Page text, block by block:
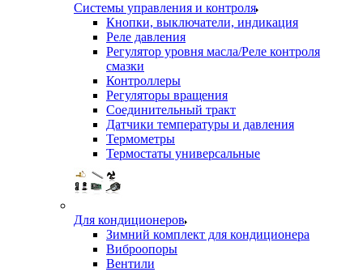
Системы управления и контроля
Кнопки, выключатели, индикация
Реле давления
Регулятор уровня масла/Реле контроля
смазки
Контроллеры
Регуляторы вращения
Соединительный тракт
Датчики температуры и давления
Термометры
Термостаты универсальные
Для кондиционеров
Зимний комплект для кондиционера
Виброопоры
Вентили